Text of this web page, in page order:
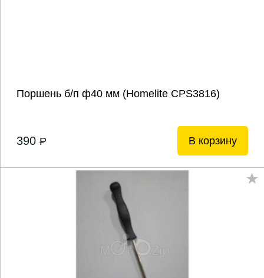
Поршень б/п ф40 мм (Homelite CPS3816)
390 P В корзину